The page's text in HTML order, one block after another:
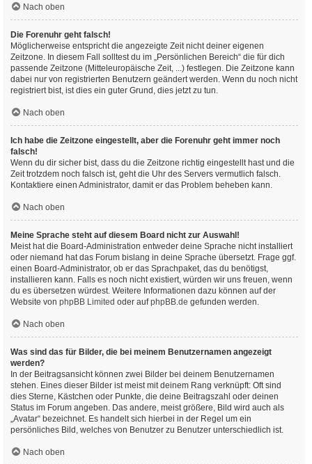
Nach oben
Die Forenuhr geht falsch!
Möglicherweise entspricht die angezeigte Zeit nicht deiner eigenen
Zeitzone. In diesem Fall solltest du im „Persönlichen Bereich“ die für dich
passende Zeitzone (Mitteleuropäische Zeit, ...) festlegen. Die Zeitzone kann
dabei nur von registrierten Benutzern geändert werden. Wenn du noch nicht
registriert bist, ist dies ein guter Grund, dies jetzt zu tun.
Nach oben
Ich habe die Zeitzone eingestellt, aber die Forenuhr geht immer noch
falsch!
Wenn du dir sicher bist, dass du die Zeitzone richtig eingestellt hast und die
Zeit trotzdem noch falsch ist, geht die Uhr des Servers vermutlich falsch.
Kontaktiere einen Administrator, damit er das Problem beheben kann.
Nach oben
Meine Sprache steht auf diesem Board nicht zur Auswahl!
Meist hat die Board-Administration entweder deine Sprache nicht installiert
oder niemand hat das Forum bislang in deine Sprache übersetzt. Frage ggf.
einen Board-Administrator, ob er das Sprachpaket, das du benötigst,
installieren kann. Falls es noch nicht existiert, würden wir uns freuen, wenn
du es übersetzen würdest. Weitere Informationen dazu können auf der
Website von phpBB Limited oder aufphpBB.de gefunden werden.
Nach oben
Was sind das für Bilder, die bei meinem Benutzernamen angezeigt
werden?
In der Beitragsansicht können zwei Bilder bei deinem Benutzernamen
stehen. Eines dieser Bilder ist meist mit deinem Rang verknüpft: Oft sind
dies Sterne, Kästchen oder Punkte, die deine Beitragszahl oder deinen
Status im Forum angeben. Das andere, meist größere, Bild wird auch als
„Avatar“ bezeichnet. Es handelt sich hierbei in der Regel um ein
persönliches Bild, welches von Benutzer zu Benutzer unterschiedlich ist.
Nach oben